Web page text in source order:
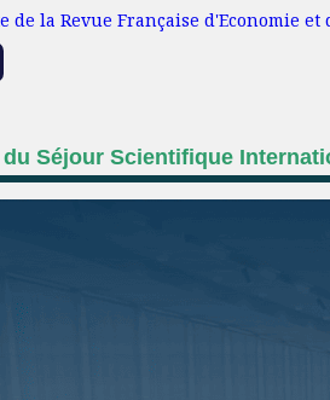
de la Revue Française d'Economie et
Séjour Scientifique